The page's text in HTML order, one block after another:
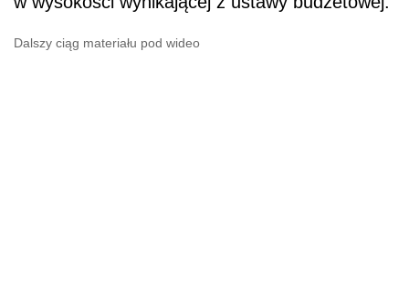
Dalszy ciąg materiału pod wideo